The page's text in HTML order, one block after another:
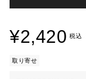
¥2,420 税込
取り寄せ